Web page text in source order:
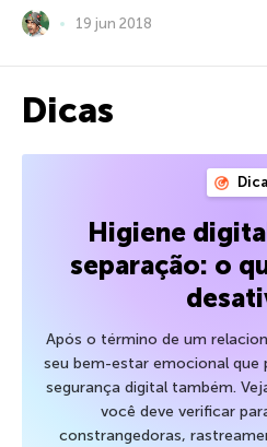
19 jun 2018
Dicas
Higiene
separação: o
Após o término de um
seu bem-estar emocional que
segurança digital também.
você deve verificar
constrangedoras,